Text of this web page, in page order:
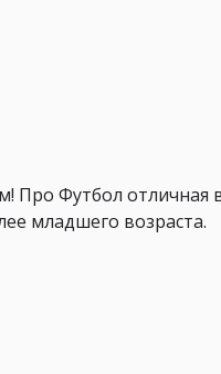
Про Футбол отличная
младшего возраста.